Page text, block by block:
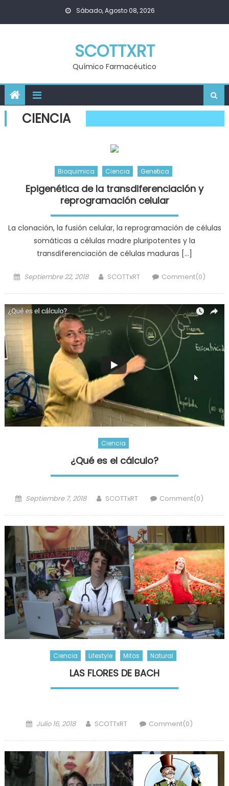
Sábado, Agosto 08, 2026
SCOTTXRT
Químico Farmacéutico
CIENCIA
Bioquimica Ciencia Genetica
Epigenética de la transdiferenciación y
reprogramación celular
La clonación, la fusión celular, la reprogramación de células
somáticas a células madre pluripotentes y la
transdiferenciación de células maduras […]
Posted
Septiembre 22, 2018 Author
SCOTTxRT Comment(0)
Ciencia
¿Qué es el cálculo?
Posted
Septiembre 7, 2018 Author
SCOTTxRT Comment(0)
Ciencia Lifestyle Mitos Natural
LAS FLORES DE BACH
Posted
Julio 16, 2018 Author
SCOTTxRT Comment(0)